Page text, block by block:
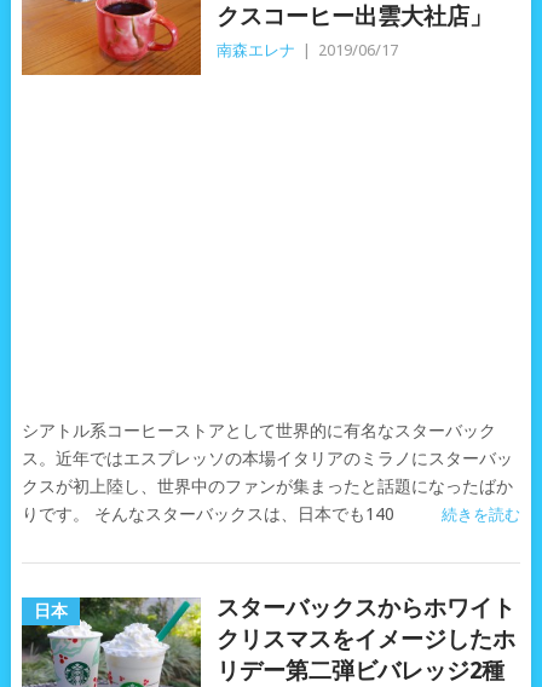
クスコーヒー出雲大社店」
南森エレナ 2019/06/17
シアトル系コーヒーストアとして世界的に有名なスターバック
ス。近年ではエスプレッソの本場イタリアのミラノにスターバッ
クスが初上陸し、世界中のファンが集まったと話題になったばか
りです。 そんなスターバックスは、日本でも140
続きを読む
日本
スターバックスからホワイト
クリスマスをイメージしたホ
リデー第二弾ビバレッジ2種